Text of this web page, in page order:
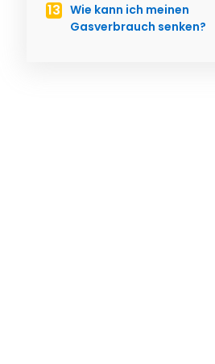
Wie kann ich meinen
Gasverbrauch senken?